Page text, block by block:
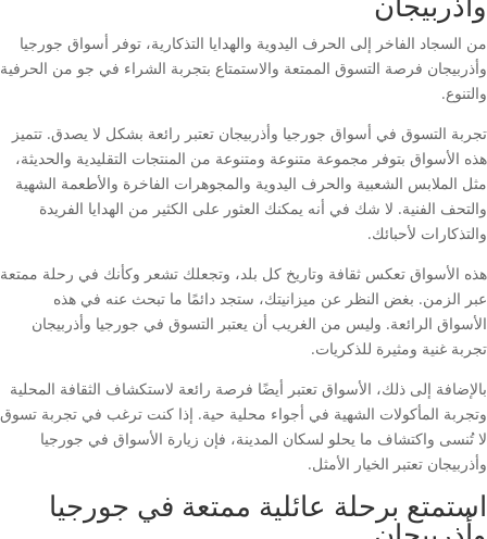
من السجاد الفاخر إلى الحرف اليدوية والهدايا التذكارية، توفر أسواق جورجيا
وأذربيجان فرصة التسوق الممتعة والاستمتاع بتجربة الشراء في جو من الحرفية
والتنوع.
تجربة التسوق في أسواق جورجيا وأذربيجان تعتبر رائعة بشكل لا يصدق. تتميز
هذه الأسواق بتوفر مجموعة متنوعة ومتنوعة من المنتجات التقليدية والحديثة،
مثل الملابس الشعبية والحرف اليدوية والمجوهرات الفاخرة والأطعمة الشهية
والتحف الفنية. لا شك في أنه يمكنك العثور على الكثير من الهدايا الفريدة
والتذكارات لأحبائك.
هذه الأسواق تعكس ثقافة وتاريخ كل بلد، وتجعلك تشعر وكأنك في رحلة ممتعة
عبر الزمن. بغض النظر عن ميزانيتك، ستجد دائمًا ما تبحث عنه في هذه
الأسواق الرائعة. وليس من الغريب أن يعتبر التسوق في جورجيا وأذربيجان
تجربة غنية ومثيرة للذكريات.
بالإضافة إلى ذلك، الأسواق تعتبر أيضًا فرصة رائعة لاستكشاف الثقافة المحلية
وتجربة المأكولات الشهية في أجواء محلية حية. إذا كنت ترغب في تجربة تسوق
لا تُنسى واكتشاف ما يحلو لسكان المدينة، فإن زيارة الأسواق في جورجيا
وأذربيجان تعتبر الخيار الأمثل.
استمتع برحلة عائلية ممتعة في جورجيا